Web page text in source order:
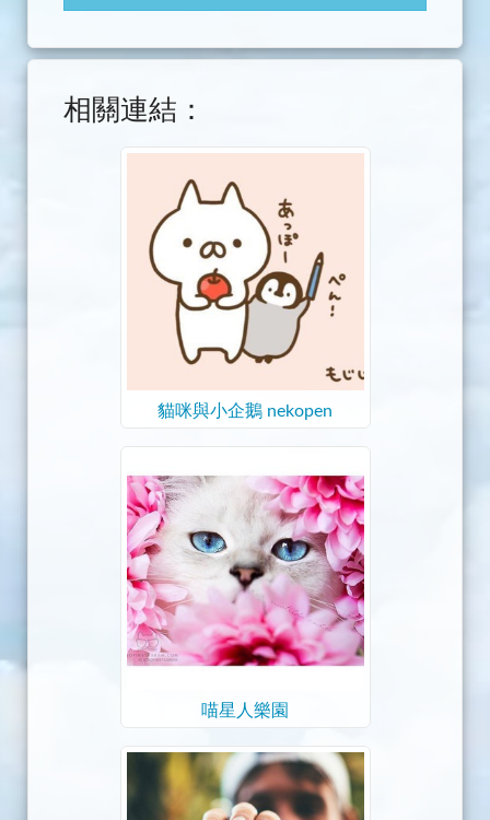
相關連結：
貓咪與小企鵝 nekopen
喵星人樂園